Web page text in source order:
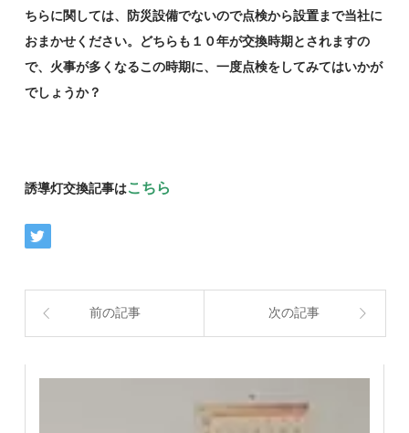
ちらに関しては、防災設備でないので点検から設置まで当社に
おまかせください。どちらも１０年が交換時期とされますの
で、火事が多くなるこの時期に、一度点検をしてみてはいかが
でしょうか？
誘導灯交換記事はこちら
前の記事 次の記事